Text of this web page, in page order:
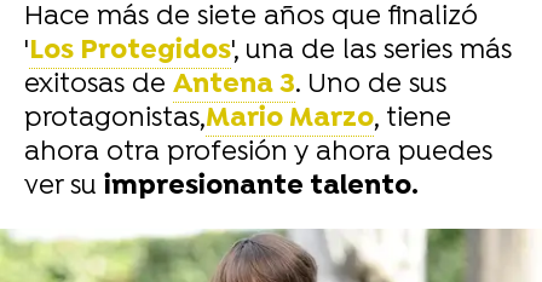
Hace más de siete años que finalizó
'Los Protegidos', una de las series más
exitosas de Antena 3. Uno de sus
protagonistas,Mario Marzo, tiene
ahora otra profesión y ahora puedes
ver su impresionante talento.
-